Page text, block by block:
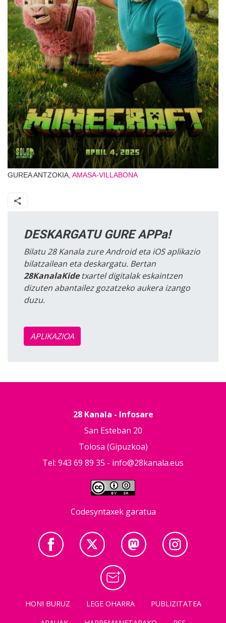
GUREA ANTZOKIA, AMASA-VILLABONA
DESKARGATU GURE APPa!
Bilatu 28 Kanala zure Android eta iOS aplikazio
bilatzailean eta deskargatu. Bertan
28KanalaKidetxartel digitalak eskaintzen
dizuten abantailez gozatzeko aukera izango
duzu.
APLIKAZIOA
28 Kanala - Infosare
San Esteban 20
Tolosa (Gipuzkoa)
Tel: 943 69 89 35 - info@28kanala.eus
Codesyntaxek garatua
HONI BURUZ LEGE OHARRA
PUBLIZITATEA